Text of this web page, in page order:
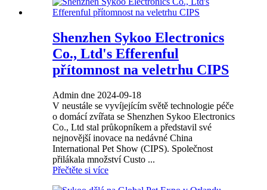
Shenzhen Sykoo Electronics
Co., Ltd's Efferenful
přítomnost na veletrhu CIPS
Admin dne 2024-09-18
V neustále se vyvíjejícím světě technologie péče
o domácí zvířata se Shenzhen Sykoo Electronics
Co., Ltd stal průkopníkem a představil své
nejnovější inovace na nedávné China
International Pet Show (CIPS). Společnost
přilákala množství Custo ...
Přečtěte si více